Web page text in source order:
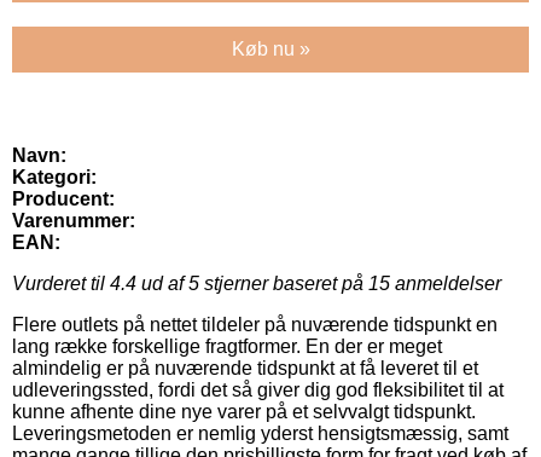
Køb nu »
Navn:
Kategori:
Producent:
Varenummer:
EAN:
Vurderet til 4.4 ud af 5 stjerner baseret på 15 anmeldelser
Flere outlets på nettet tildeler på nuværende tidspunkt en
lang række forskellige fragtformer. En der er meget
almindelig er på nuværende tidspunkt at få leveret til et
udleveringssted, fordi det så giver dig god fleksibilitet til at
kunne afhente dine nye varer på et selvvalgt tidspunkt.
Leveringsmetoden er nemlig yderst hensigtsmæssig, samt